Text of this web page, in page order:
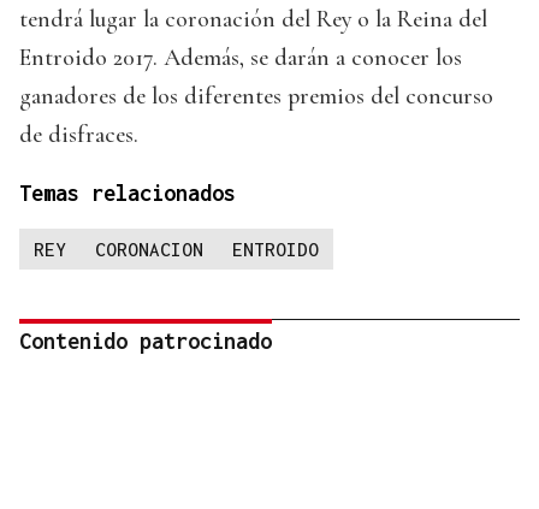
tendrá lugar la coronación del Rey o la Reina del
Entroido 2017. Además, se darán a conocer los
ganadores de los diferentes premios del concurso
de disfraces.
Temas relacionados
REY CORONACION ENTROIDO
Contenido patrocinado